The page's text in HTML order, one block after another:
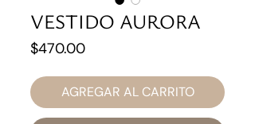
VESTIDO AURORA
$470.00Precio
AGREGAR AL CARRITO